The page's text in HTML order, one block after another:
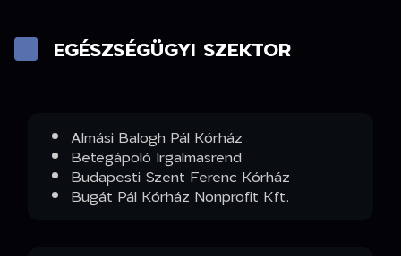
EGÉSZSÉGÜGYI SZEKTOR
Almási Balogh Pál Kórház
Betegápoló Irgalmasrend
Budapesti Szent Ferenc Kórház
Bugát Pál Kórház Nonprofit Kft.